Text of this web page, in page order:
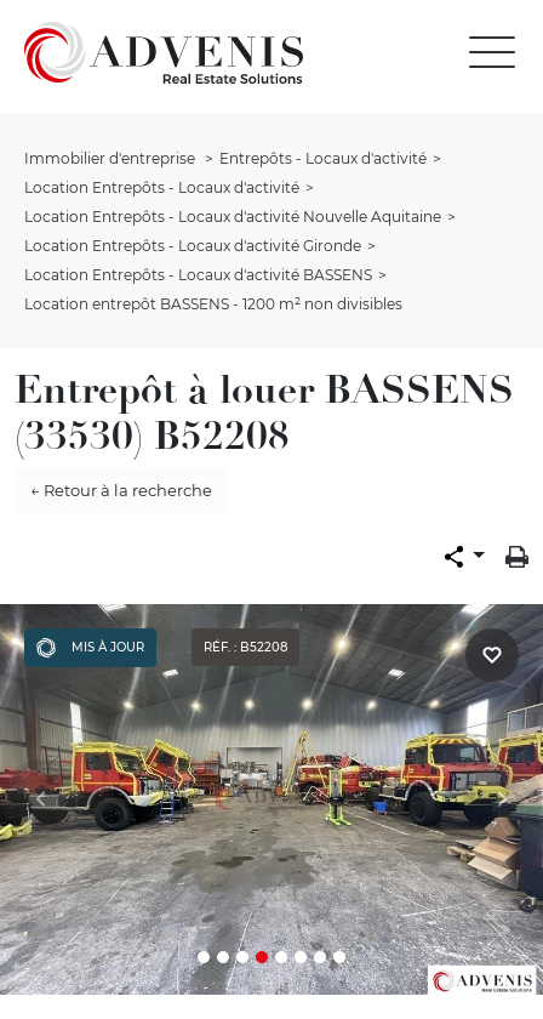
Immobilier d'entreprise
Entrepôts - Locaux d'activité
Location Entrepôts - Locaux d'activité
Location Entrepôts - Locaux d'activité Nouvelle Aquitaine
Location Entrepôts - Locaux d'activité Gironde
Location Entrepôts - Locaux d'activité BASSENS
Location entrepôt BASSENS - 1200 m² non divisibles
Entrepôt à louer BASSENS
(33530) B52208
← Retour à la recherche
MIS À JOUR RÉF. : B52208